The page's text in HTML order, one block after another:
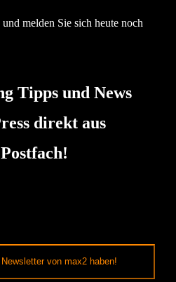
melden Sie sich heute noch
Tipps und News
direkt aus
von max2 haben!